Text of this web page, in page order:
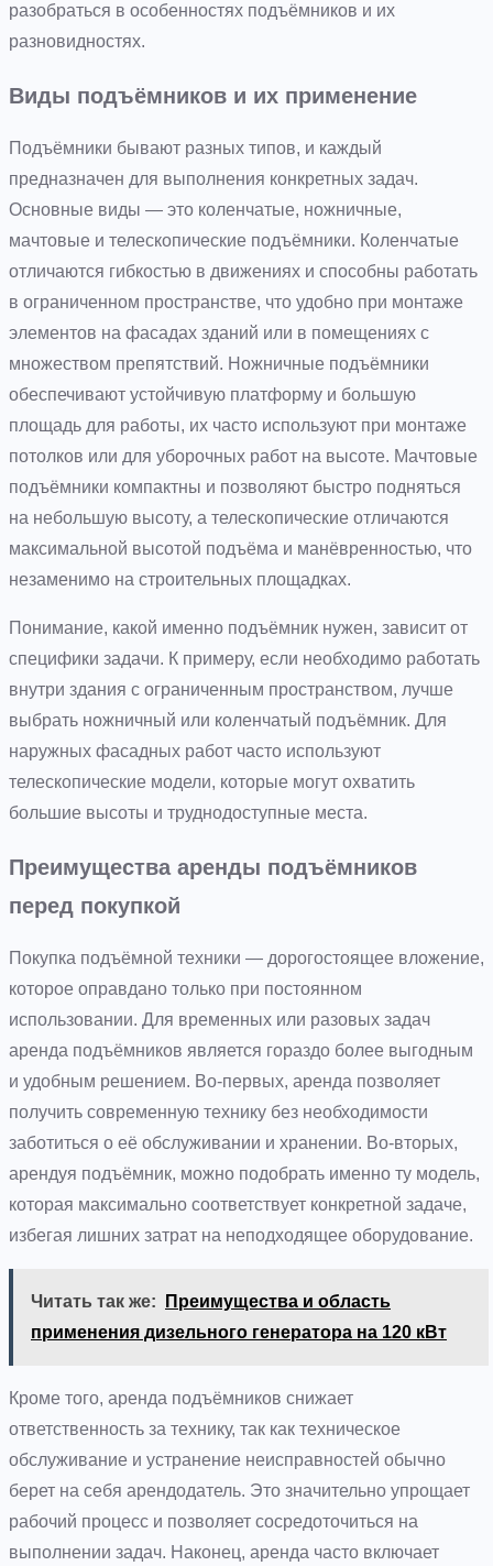
разобраться в особенностях подъёмников и их
разновидностях.
Виды подъёмников и их применение
Подъёмники бывают разных типов, и каждый
предназначен для выполнения конкретных задач.
Основные виды — это коленчатые, ножничные,
мачтовые и телескопические подъёмники. Коленчатые
отличаются гибкостью в движениях и способны работать
в ограниченном пространстве, что удобно при монтаже
элементов на фасадах зданий или в помещениях с
множеством препятствий. Ножничные подъёмники
обеспечивают устойчивую платформу и большую
площадь для работы, их часто используют при монтаже
потолков или для уборочных работ на высоте. Мачтовые
подъёмники компактны и позволяют быстро подняться
на небольшую высоту, а телескопические отличаются
максимальной высотой подъёма и манёвренностью, что
незаменимо на строительных площадках.
Понимание, какой именно подъёмник нужен, зависит от
специфики задачи. К примеру, если необходимо работать
внутри здания с ограниченным пространством, лучше
выбрать ножничный или коленчатый подъёмник. Для
наружных фасадных работ часто используют
телескопические модели, которые могут охватить
большие высоты и труднодоступные места.
Преимущества аренды подъёмников
перед покупкой
Покупка подъёмной техники — дорогостоящее вложение,
которое оправдано только при постоянном
использовании. Для временных или разовых задач
аренда подъёмников является гораздо более выгодным
и удобным решением. Во-первых, аренда позволяет
получить современную технику без необходимости
заботиться о её обслуживании и хранении. Во-вторых,
арендуя подъёмник, можно подобрать именно ту модель,
которая максимально соответствует конкретной задаче,
избегая лишних затрат на неподходящее оборудование.
Читать так же:
Преимущества и область
применения дизельного генератора на 120 кВт
Кроме того, аренда подъёмников снижает
ответственность за технику, так как техническое
обслуживание и устранение неисправностей обычно
берет на себя арендодатель. Это значительно упрощает
рабочий процесс и позволяет сосредоточиться на
выполнении задач. Наконец, аренда часто включает